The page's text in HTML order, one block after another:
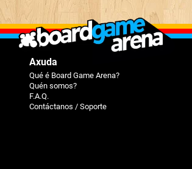
Axuda
Qué é Board Game Arena?
Quén somos?
F.A.Q.
Contáctanos / Soporte